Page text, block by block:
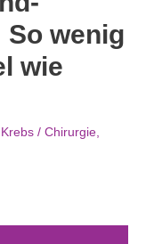
wenig
wie
Krebs / Chirurgie